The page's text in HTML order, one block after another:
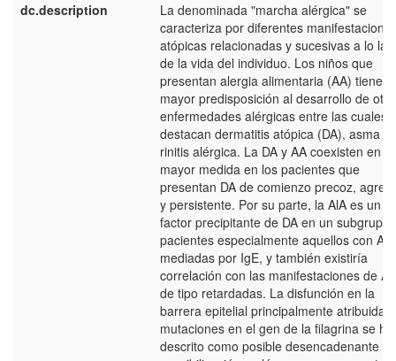
dc.description
La denominada "marcha alérgica" se
caracteriza por diferentes
atópicas relacionadas y sucesivas a lo
de la vida del individuo. Los niños que
presentan alergia alimentaria (AA) tienen
mayor predisposición al desarrollo de
enfermedades alérgicas entre las cuales
destacan dermatitis atópica (DA), asma y
rinitis alérgica. La DA y AA coexisten en
mayor medida en los pacientes que
presentan DA de comienzo precoz,
y persistente. Por su parte, la AlA es un
factor precipitante de DA en un subgrupo
pacientes especialmente aquellos con AA
mediadas por IgE, y también existiría
correlación con las manifestaciones de AA
de tipo retardadas. La disfunción en la
barrera epitelial principalmente atribuida a
mutaciones en el gen de la filagrina se ha
descrito como posible desencadenante